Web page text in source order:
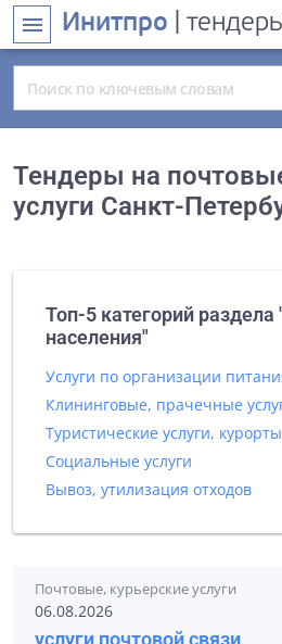
menu Инитпро |
Тендеры на
услуги Санкт-
Топ-5 категорий раздела
населения"
Услуги по организации
Клининговые, прачечные
Туристические услуги,
Социальные услуги
Вывоз, утилизация отходов
Почтовые, курьерские услуги
06.08.2026
услуги почтовой связи